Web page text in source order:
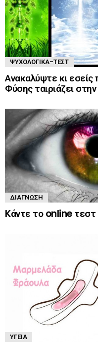
ΨΥΧΟΛΟΓΙΚΆ-ΤΈΣΤ
Ανακαλύψτε κι εσείς
Φύσης ταιριάζει
ΔΙΆΓΝΩΣΗ
Kάντε το online
ΥΓΕΊΑ